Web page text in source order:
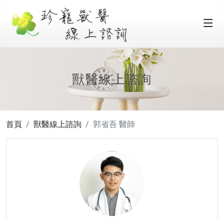
獸醫線上諮詢
首頁 獸醫線上諮詢 郭省吾 醫師